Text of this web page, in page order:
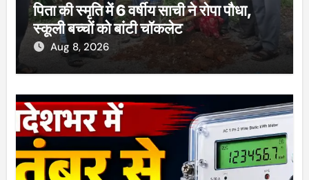
पिता की स्मृति में 6 वर्षीय साची ने रोपा पौधा,
स्कूली बच्चों को बांटी चॉकलेट
Aug 8, 2026